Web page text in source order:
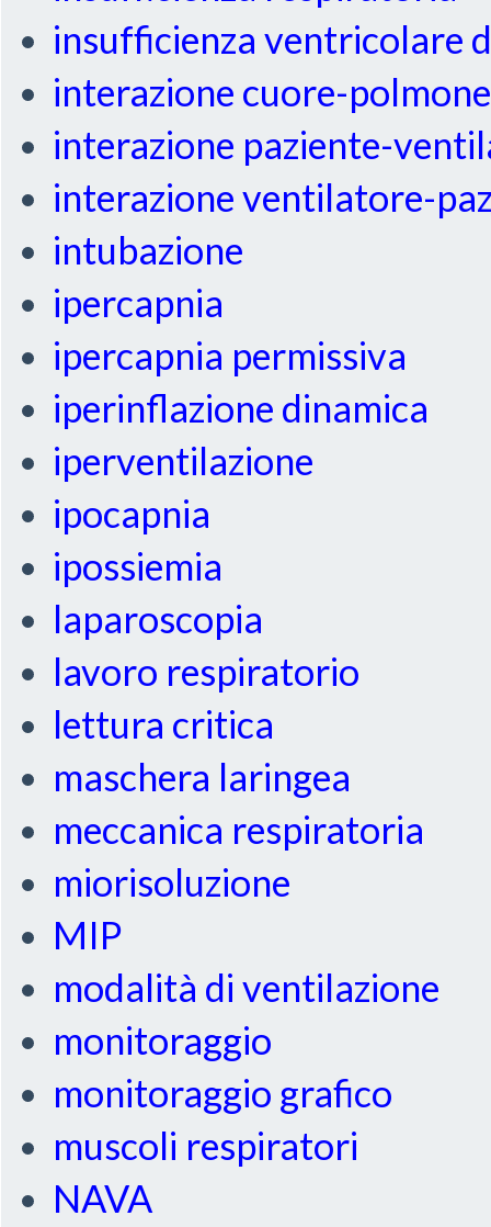
insufficienza ventricolare
interazione cuore-polmone
interazione paziente-
interazione ventilatore-
intubazione
ipercapnia
ipercapnia permissiva
iperinflazione dinamica
iperventilazione
ipocapnia
ipossiemia
laparoscopia
lavoro respiratorio
lettura critica
maschera laringea
meccanica respiratoria
miorisoluzione
MIP
modalità di ventilazione
monitoraggio
monitoraggio grafico
muscoli respiratori
NAVA